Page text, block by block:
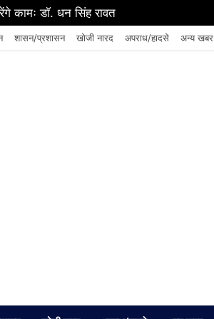
कामः डाॅ. धन सिंह रावत
शासन/प्रशासन खोजी नारद अपराध/हादसे अन्य खबर